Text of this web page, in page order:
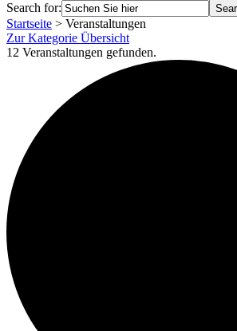
Search for:
Startseite > Veranstaltungen
Zur Kategorie Übersicht
12 Veranstaltungen gefunden.